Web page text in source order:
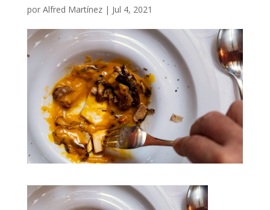
por Alfred Martínez| Jul 4, 2021